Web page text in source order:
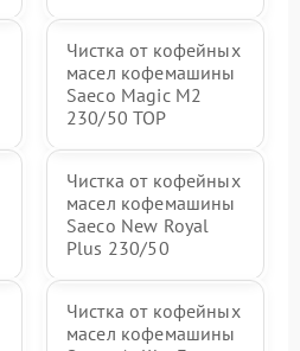
Чистка от кофейных
масел кофемашины
Saeco Magic M2
230/50 TOP
Чистка от кофейных
масел кофемашины
Saeco New Royal
Plus 230/50
Чистка от кофейных
масел кофемашины